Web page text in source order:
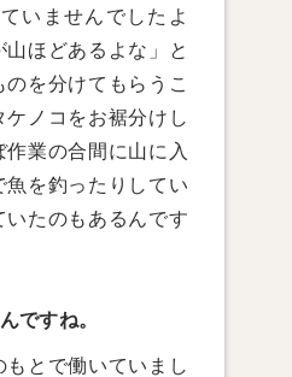
いませんでしたよ
山ほどあるよな」と
を分けてもらうこ
ノコをお裾分けし
業の合間に山に入
を釣ったりしてい
たのもあるんです
ですね。
もとで働いていまし